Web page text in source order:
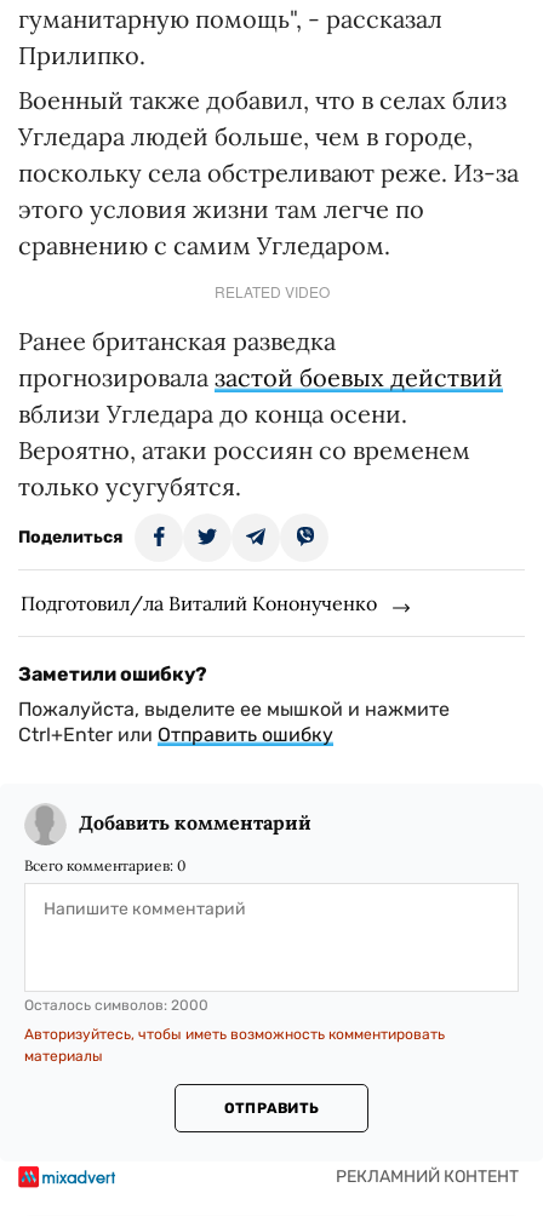
гуманитарную помощь", - рассказал
Прилипко.
Военный также добавил, что в селах близ
Угледара людей больше, чем в городе,
поскольку села обстреливают реже. Из-за
этого условия жизни там легче по
сравнению с самим Угледаром.
RELATED VIDEO
Ранее британская разведка
прогнозировала застой боевых действий
вблизи Угледара до конца осени.
Вероятно, атаки россиян со временем
только усугубятся.
Поделиться
Подготовил/ла Виталий Кононученко
Заметили ошибку?
Пожалуйста, выделите ее мышкой и нажмите
Ctrl+Enter или Отправить ошибку
Добавить комментарий
Всего комментариев: 0
Осталось символов: 2000
Авторизуйтесь, чтобы иметь возможность комментировать
материалы
ОТПРАВИТЬ